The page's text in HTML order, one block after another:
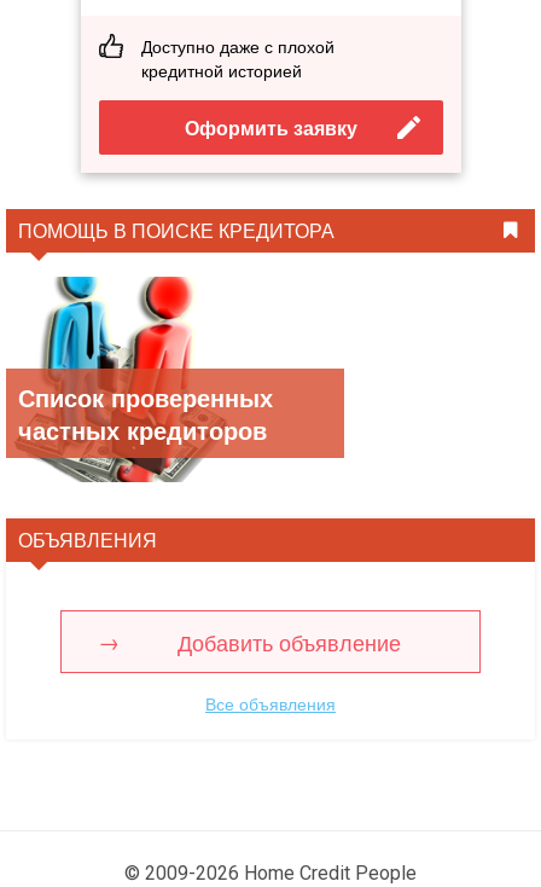
Доступно даже с плохой
кредитной историей
Оформить заявку
ПОМОЩЬ В ПОИСКЕ КРЕДИТОРА
Список проверенных
частных кредиторов
ОБЪЯВЛЕНИЯ
Добавить объявление
Все объявления
© 2009-2026 Home Credit People